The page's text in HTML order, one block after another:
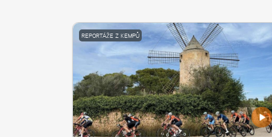
REPORTÁŽE Z KEMPŮ